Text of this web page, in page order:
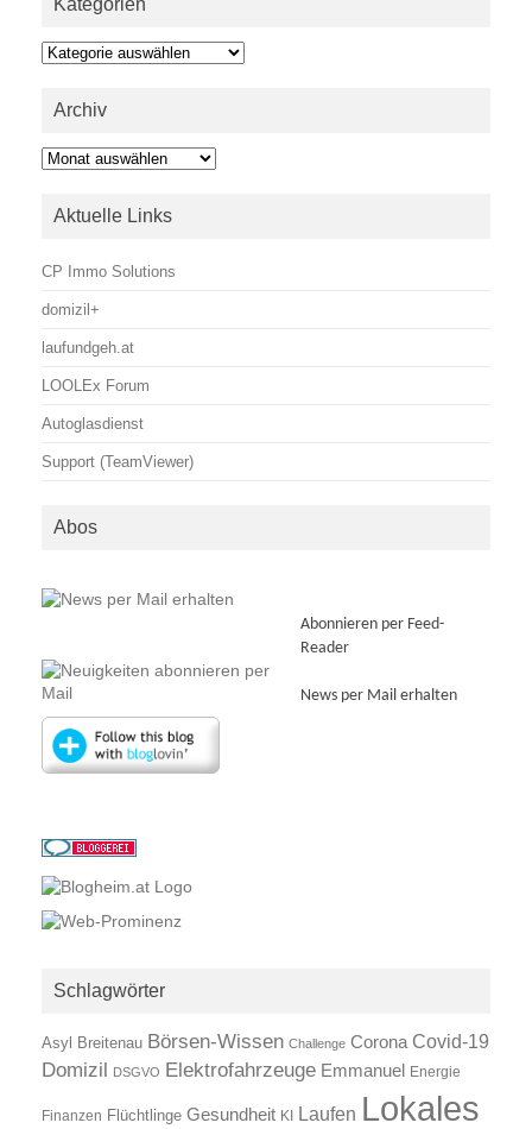
Kategorien
Archiv
Archiv
Aktuelle Links
CP Immo Solutions
domizil+
laufundgeh.at
LOOLEx Forum
Autoglasdienst
Support (TeamViewer)
Abos
Abonnieren per Feed-
Reader
News per Mail erhalten
Schlagwörter
Asyl Breitenau Börsen-Wissen Challenge Corona Covid-19
Domizil DSGVO Elektrofahrzeuge Emmanuel Energie
Finanzen Flüchtlinge Gesundheit KI Laufen Lokales